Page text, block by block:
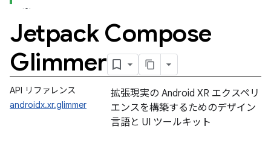
Jetpack Compose
Glimmer
API リファレンス
androidx.xr.glimmer
拡張現実の Android XR エクスペリ
エンスを構築するためのデザイン
言語と UI ツールキット